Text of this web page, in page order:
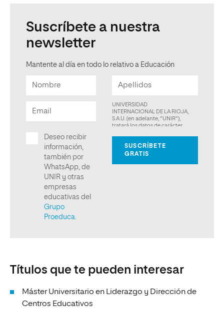
Suscríbete a nuestra
newsletter
Mantente al día en todo lo relativo a Educación
Títulos que te pueden interesar
Máster Universitario en Liderazgo y Dirección de
Centros Educativos